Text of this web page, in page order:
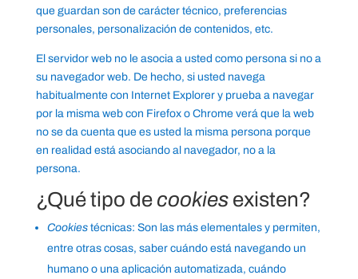
que guardan son de carácter técnico, preferencias
personales, personalización de contenidos, etc.
El servidor web no le asocia a usted como persona si no a
su navegador web. De hecho, si usted navega
habitualmente con Internet Explorer y prueba a navegar
por la misma web con Firefox o Chrome verá que la web
no se da cuenta que es usted la misma persona porque
en realidad está asociando al navegador, no a la
persona.
¿Qué tipo de cookiesexisten?
Cookiestécnicas: Son las más elementales y permiten,
entre otras cosas, saber cuándo está navegando un
humano o una aplicación automatizada, cuándo